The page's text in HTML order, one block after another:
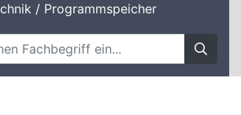
/ Programmspeicher